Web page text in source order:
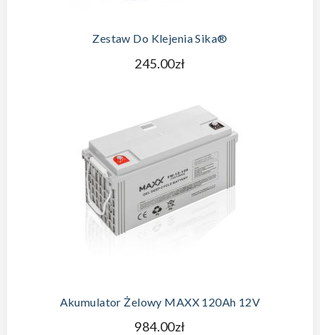
Zestaw Do Klejenia Sika®
245.00zł
Akumulator Żelowy MAXX 120Ah 12V
984.00zł